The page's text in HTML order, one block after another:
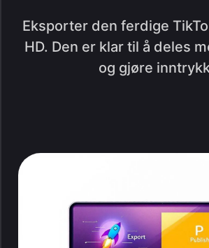
Eksporter den ferdige
HD. Den er klar til å deles
og gjøre